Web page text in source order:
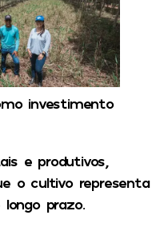
investimento
e produtivos,
o cultivo representa
prazo.